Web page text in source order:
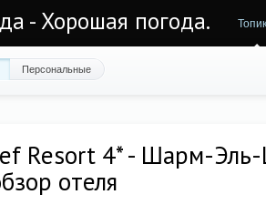
- Хорошая погода.
Персональные
Resort 4* - Шарм-
отеля